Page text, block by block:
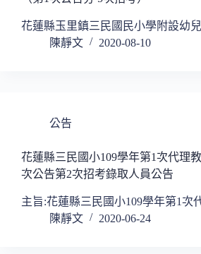
花蓮縣玉里鎮三民國民小學附設幼
陳靜文
2020-08-10
公告
花蓮縣三民國小109學年第1次代理
次公告第2次招考錄取人員公告
主旨:花蓮縣三民國小109學年第1次
陳靜文
2020-06-24